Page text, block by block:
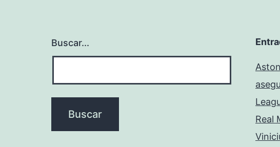
Buscar...
Real